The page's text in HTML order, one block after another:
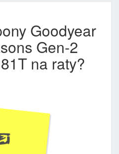
Goodyear
Gen-2
na raty?